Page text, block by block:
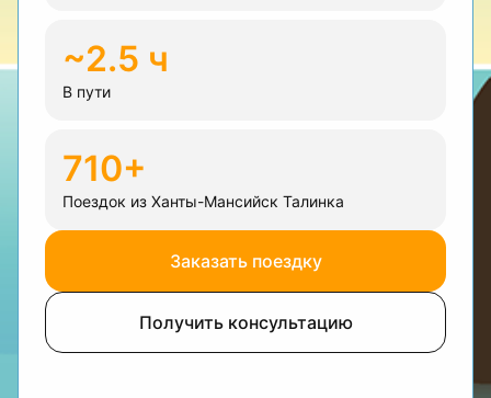
~2.5 ч
В пути
710+
Поездок из Ханты-Мансийск Талинка
Заказать поездку
Получить консультацию